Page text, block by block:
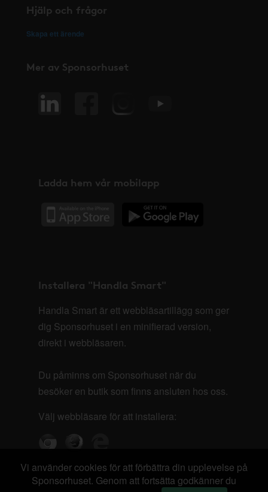
Hjälp och frågor
Skapa ett ärende
Mer av Sponsorhuset
Ladda hem vår mobilapp
Installera "Handla Smart"
Handla Smart är ett webbläsartillägg som ger
dig Sponsorhuset i en minifierad version,
direkt i webbläsaren.
Du påminns om Sponsorhuset när du
besöker en butik som finns ansluten hos oss.
Välj webbläsare för att installera:
Vi använder cookies för att förbättra din upplevelse på
Sponsorhuset. Genom att fortsätta godkänner du